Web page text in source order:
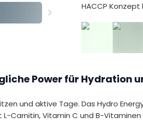
HACCP
Power für Hydration
und aktive Tage. Das Hydro
Carnitin, Vitamin C und B-